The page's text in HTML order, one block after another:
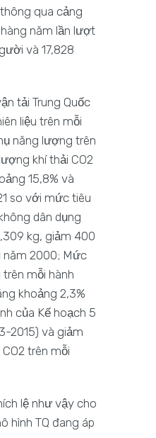
qua cảng
năm lần lượt
và 17,828
tải Trung Quốc
liệu trên mỗi
năng lượng trên
khí thải CO2
15,8% và
so với mức tiêu
dân dụng
kg, giảm 400
năm 2000; Mức
mỗi hành
khoảng 2,3%
của Kế hoạch 5
2015) và giảm
trên mỗi
lệ như vậy cho
hình TQ đang áp